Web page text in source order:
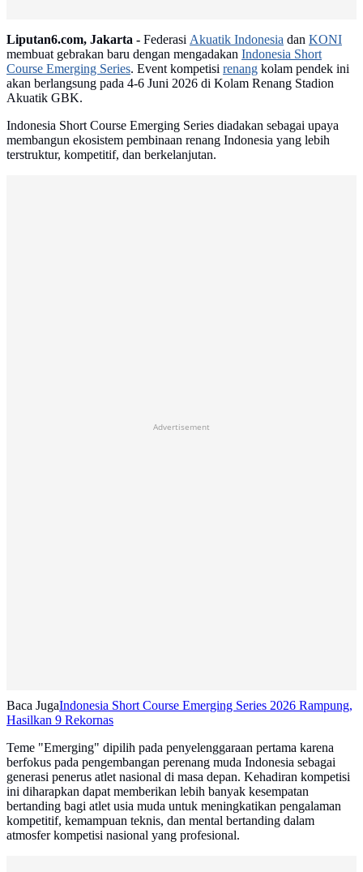
Liputan6.com, Jakarta - Federasi Akuatik Indonesia dan KONI
membuat gebrakan baru dengan mengadakan Indonesia Short
Course Emerging Series. Event kompetisi renang kolam pendek ini
akan berlangsung pada 4-6 Juni 2026 di Kolam Renang Stadion
Akuatik GBK.
Indonesia Short Course Emerging Series diadakan sebagai upaya
membangun ekosistem pembinaan renang Indonesia yang lebih
terstruktur, kompetitif, dan berkelanjutan.
Advertisement
Baca Juga‎Indonesia Short Course Emerging Series 2026 Rampung,
Hasilkan 9 Rekornas
Teme "Emerging" dipilih pada penyelenggaraan pertama karena
berfokus pada pengembangan perenang muda Indonesia sebagai
generasi penerus atlet nasional di masa depan. Kehadiran kompetisi
ini diharapkan dapat memberikan lebih banyak kesempatan
bertanding bagi atlet usia muda untuk meningkatikan pengalaman
kompetitif, kemampuan teknis, dan mental bertanding dalam
atmosfer kompetisi nasional yang profesional.